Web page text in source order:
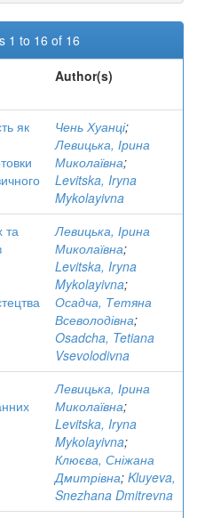
1 to 16 of 16
Author(s)
як
Чень Хуанці;
Левицька, Ірина
Миколаївна;
Levitska, Iryna
Mykolayivna
та
Левицька, Ірина
Миколаївна;
Levitska, Iryna
Mykolayivna;
Осадча, Тетяна
Всеволодівна;
Osadcha, Tetiana
Vsevolodivna
Левицька, Ірина
Миколаївна;
Levitska, Iryna
Mykolayivna;
Клюєва, Сніжана
Дмитрівна; Kluyeva,
Snezhana Dmitrevna